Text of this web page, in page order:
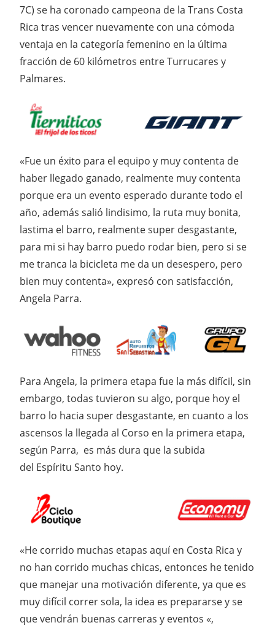
7C) se ha coronado campeona de la Trans Costa
Rica tras vencer nuevamente con una cómoda
ventaja en la categoría femenino en la última
fracción de 60 kilómetros entre Turrucares y
Palmares.
«Fue un éxito para el equipo y muy contenta de
haber llegado ganado, realmente muy contenta
porque era un evento esperado durante todo el
año, además salió lindisimo, la ruta muy bonita,
lastima el barro, realmente super desgastante,
para mi si hay barro puedo rodar bien, pero si se
me tranca la bicicleta me da un desespero, pero
bien muy contenta», expresó con satisfacción,
Angela Parra.
Para Angela, la primera etapa fue la más difícil, sin
embargo, todas tuvieron su algo, porque hoy el
barro lo hacia super desgastante, en cuanto a los
ascensos la llegada al Corso en la primera etapa,
según Parra, es más dura que la subida
del Espíritu Santo hoy.
«He corrido muchas etapas aquí en Costa Rica y
no han corrido muchas chicas, entonces he tenido
que manejar una motivación diferente, ya que es
muy difícil correr sola, la idea es prepararse y se
que vendrán buenas carreras y eventos «,